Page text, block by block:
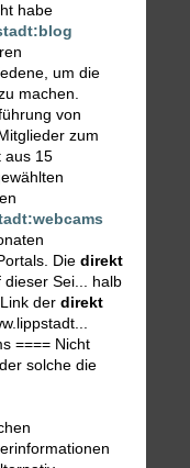
habe
um die
machen.
von
zum
aus 15
Die direkt
Sei... halb
der direkt
==== Nicht
solche die